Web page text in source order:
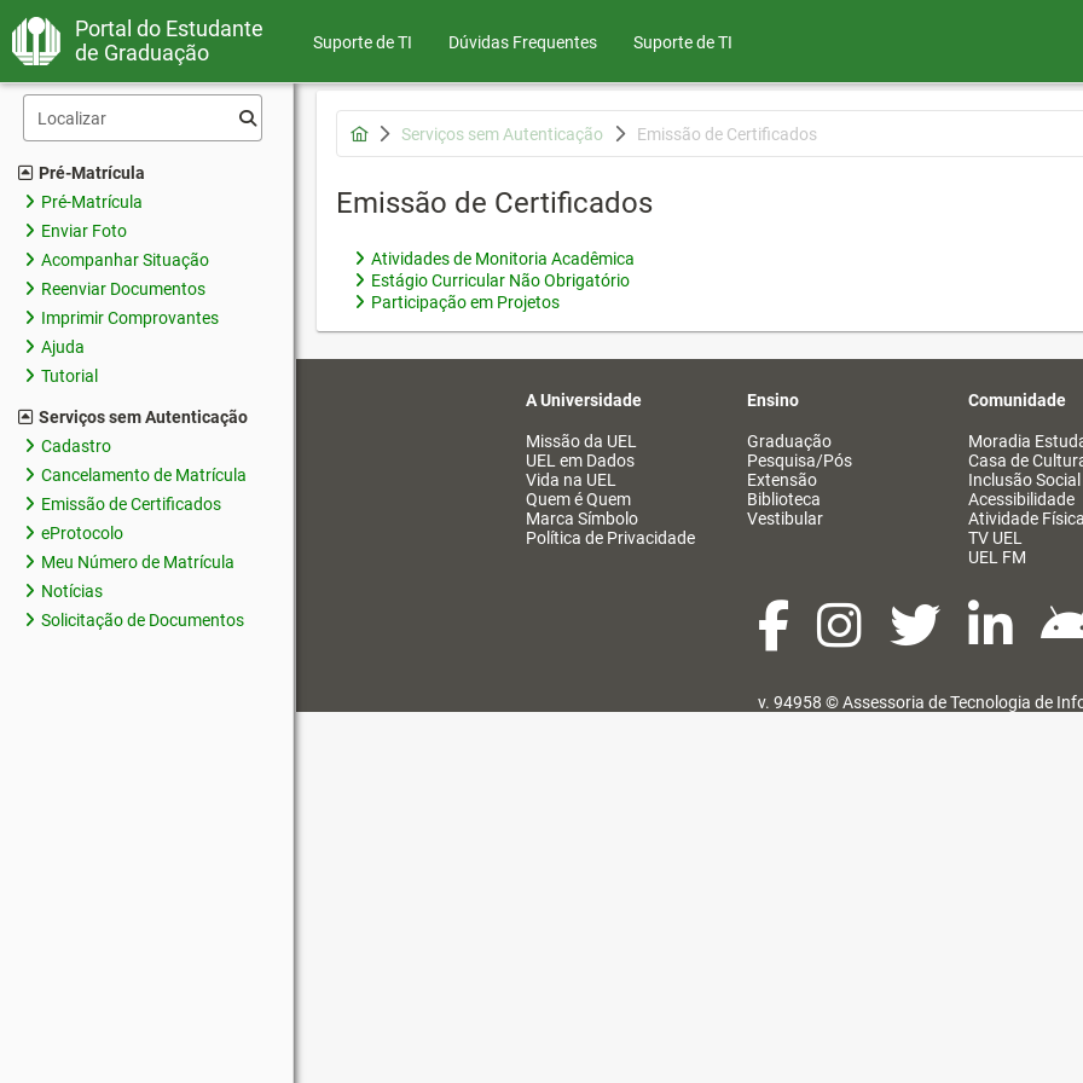
Portal do Estudante
de Graduação
Suporte de TI Dúvidas Frequentes Suporte de TI
Pré-Matrícula
Pré-Matrícula
Enviar Foto
Acompanhar Situação
Reenviar Documentos
Imprimir Comprovantes
Ajuda
Tutorial
Serviços sem Autenticação
Cadastro
Cancelamento de Matrícula
Emissão de Certificados
eProtocolo
Meu Número de Matrícula
Notícias
Solicitação de Documentos
Serviços sem Autenticação Emissão de Certificados
Emissão de Certificados
Atividades de Monitoria Acadêmica
Estágio Curricular Não Obrigatório
Participação em Projetos
A Universidade
Missão da UEL
UEL em Dados
Vida na UEL
Quem é Quem
Marca Símbolo
Política de Privacidade
Ensino
Graduação
Pesquisa/Pós
Extensão
Biblioteca
Vestibular
Comunidade
Moradia
Casa de
Inclusão Social
Acessibilidade
Atividade Física
TV UEL
UEL FM
v. 94958 ©Assessoria de Tecnologia de